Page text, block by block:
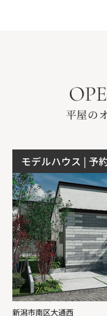
平屋の
モデルハウス | 予
新潟市南区大通西